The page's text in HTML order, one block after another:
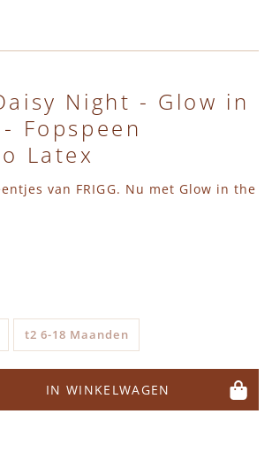
van de afbeeldingen-gallerij
Night - Glow in
Fopspeen
Latex
van FRIGG. Nu met Glow in the
t2 6-18 Maanden
IN WINKELWAGEN